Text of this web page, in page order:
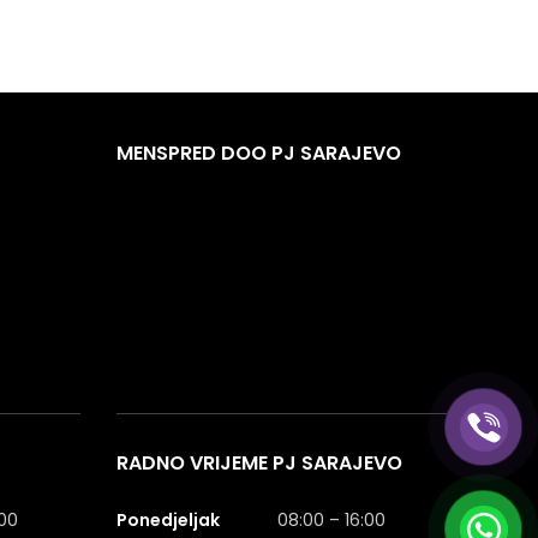
MENSPRED DOO PJ SARAJEVO
RADNO VRIJEME PJ SARAJEVO
Ponedjeljak 08:00 – 16:00